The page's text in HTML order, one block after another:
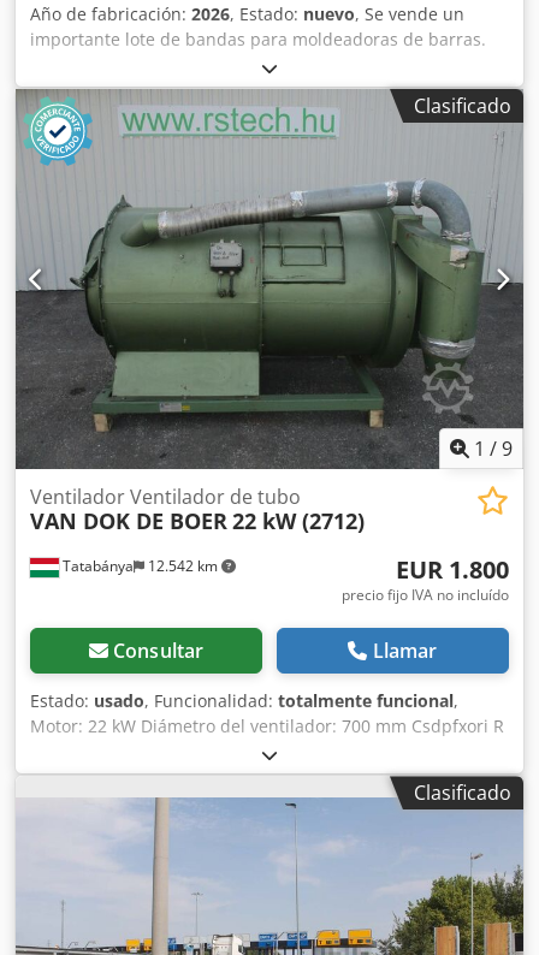
Año de fabricación: 2026, Estado: nuevo, Se vende un
importante lote de bandas para moldeadoras de barras.
Marcas disponibles: - MAJOR - BONGARD - MERAND
TENOR/TREGOR - BERTRAND EURO2000 - BERTRAND
EUROMAP - JAC - PANIRECORD F73 - PANIRECORD F60/F57 -
SINMAG - PAVAILLER - STAFF Precios unitarios y al por
mayor. Credpfx Aiezqt Tcokof Se venden en kits completos
para una moldeadora, que incluyen: - Banda delantera -
Banda trasera - Banda inferior de refuerzo - Banda de
recepción
Clasificado
1 /9
Tatabánya 12.542 km
Ventilador Ventilador de tubo
VAN DOK DE BOER22 kW (2712)
EUR 1.800
precio fijo IVA no incluído
Consultar Llamar
Estado: usado, Funcionalidad: totalmente funcional,
Motor: 22 kW Diámetro del ventilador: 700 mm Csdpfxori R
Duo Aikjrf Longitud: 2500 mm
Clasificado